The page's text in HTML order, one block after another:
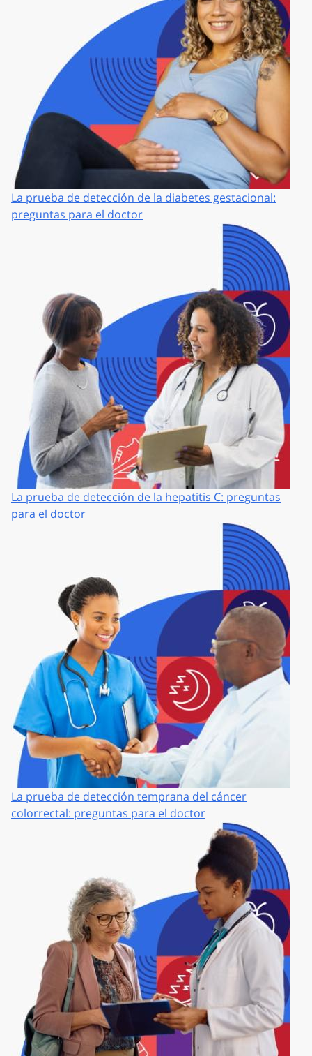
La prueba de detección de la diabetes gestacional:
preguntas para el doctor
La prueba de detección de la hepatitis C: preguntas
para el doctor
La prueba de detección temprana del cáncer
colorrectal: preguntas para el doctor